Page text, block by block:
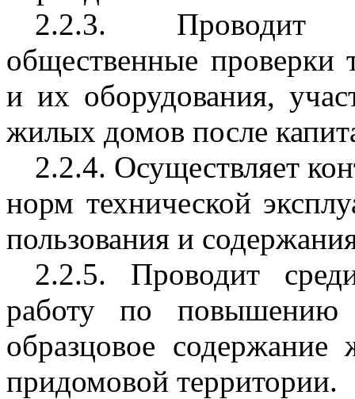
2.2.3. Проводит
общественные проверки
и их оборудования,
жилых домов после
2.2.4. Осуществляет
норм технической
пользования и
2.2.5. Проводит
работу по повышению
образцовое
придомовой территории.